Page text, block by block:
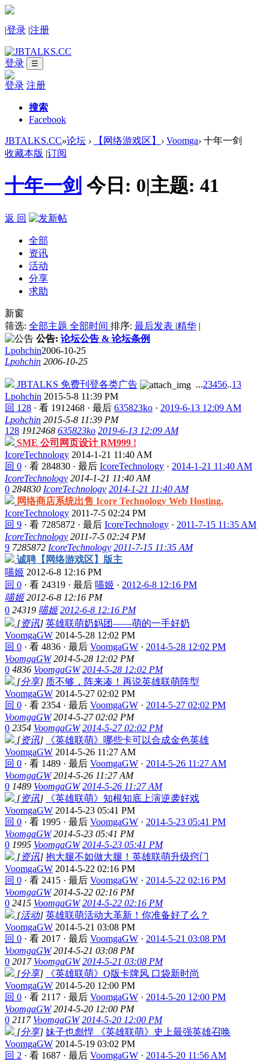
|登录 |注册
登录 ☰
登录 注册
搜索
Facebook
JBTALKS.CC»论坛 › 【网络游戏区】 › Voomga› 十年一剑
收藏本版 |订阅
十年一剑 今日: 0|主题: 41
返 回
全部
资讯
活动
分享
求助
新窗
筛选: 全部主题 全部时间 排序: 最后发表 |精华 |
公告: 论坛公告 & 论坛条例
Lpohchin2006-10-25
Lpohchin 2006-10-25
JBTALKS 免费刊登各类广告 ...23456..13
Lpohchin 2015-5-8 11:39 PM
回 128 · 看 1912468 · 最后 635823ko · 2019-6-13 12:09 AM
Lpohchin 2015-5-8 11:39 PM
128 1912468 635823ko 2019-6-13 12:09 AM
SME 公司网页设计 RM999 !
IcoreTechnology 2014-1-21 11:40 AM
回 0 · 看 284830 · 最后 IcoreTechnology · 2014-1-21 11:40 AM
IcoreTechnology 2014-1-21 11:40 AM
0 284830 IcoreTechnology 2014-1-21 11:40 AM
网络商店系统出售 Icore Technology Web Hosting.
IcoreTechnology 2011-7-5 02:24 PM
回 9 · 看 7285872 · 最后 IcoreTechnology · 2011-7-15 11:35 AM
IcoreTechnology 2011-7-5 02:24 PM
9 7285872 IcoreTechnology 2011-7-15 11:35 AM
诚聘【网络游戏区】版主
喵姬 2012-6-8 12:16 PM
回 0 · 看 24319 · 最后 喵姬 · 2012-6-8 12:16 PM
喵姬 2012-6-8 12:16 PM
0 24319 喵姬 2012-6-8 12:16 PM
[资讯] 英雄联萌奶妈团——萌的一手好奶
VoomgaGW 2014-5-28 12:02 PM
回 0 · 看 4836 · 最后 VoomgaGW · 2014-5-28 12:02 PM
VoomgaGW 2014-5-28 12:02 PM
0 4836 VoomgaGW 2014-5-28 12:02 PM
[分享] 质不够，阵来凑！再说英雄联萌阵型
VoomgaGW 2014-5-27 02:02 PM
回 0 · 看 2354 · 最后 VoomgaGW · 2014-5-27 02:02 PM
VoomgaGW 2014-5-27 02:02 PM
0 2354 VoomgaGW 2014-5-27 02:02 PM
[资讯]
《英雄联萌》哪些卡可以合成金色英雄
VoomgaGW 2014-5-26 11:27 AM
回 0 · 看 1489 · 最后 VoomgaGW · 2014-5-26 11:27 AM
VoomgaGW 2014-5-26 11:27 AM
0 1489 VoomgaGW 2014-5-26 11:27 AM
[资讯]
《英雄联萌》知根知底上演逆袭好戏
VoomgaGW 2014-5-23 05:41 PM
回 0 · 看 1995 · 最后 VoomgaGW · 2014-5-23 05:41 PM
VoomgaGW 2014-5-23 05:41 PM
0 1995 VoomgaGW 2014-5-23 05:41 PM
[资讯] 抱大腿不如做大腿！英雄联萌升级窍门
VoomgaGW 2014-5-22 02:16 PM
回 0 · 看 2415 · 最后 VoomgaGW · 2014-5-22 02:16 PM
VoomgaGW 2014-5-22 02:16 PM
0 2415 VoomgaGW 2014-5-22 02:16 PM
[活动] 英雄联萌活动大革新！你准备好了么？
VoomgaGW 2014-5-21 03:08 PM
回 0 · 看 2017 · 最后 VoomgaGW · 2014-5-21 03:08 PM
VoomgaGW 2014-5-21 03:08 PM
0 2017 VoomgaGW 2014-5-21 03:08 PM
[分享]
《英雄联萌》Q版卡牌风 口袋新时尚
VoomgaGW 2014-5-20 12:00 PM
回 0 · 看 2117 · 最后 VoomgaGW · 2014-5-20 12:00 PM
VoomgaGW 2014-5-20 12:00 PM
0 2117 VoomgaGW 2014-5-20 12:00 PM
[分享] 妹子也彪悍 《英雄联萌》史上最强英雄召唤
VoomgaGW 2014-5-19 03:02 PM
回 2 · 看 1687 · 最后 VoomgaGW · 2014-5-20 11:56 AM